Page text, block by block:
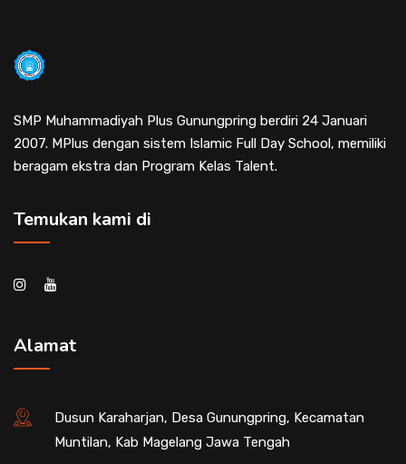
SMP Muhammadiyah Plus Gunungpring berdiri 24 Januari
2007. MPlus dengan sistem Islamic Full Day School, memiliki
beragam ekstra dan Program Kelas Talent.
Temukan kami di
Alamat
Dusun Karaharjan, Desa Gunungpring, Kecamatan
Muntilan, Kab Magelang Jawa Tengah